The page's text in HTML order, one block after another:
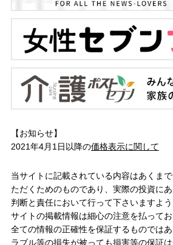
【お知らせ】
2021年4月1日以降の価格表示に関して
当サイトに記載されている内容はあくま
ただくためのものであり、実際の投資に
判断と責任において行って下さいますよ
サイトの掲載情報は細心の注意を払って
全ての情報の正確性を保証するものでは
ラブル等の損失が被っても損害等の保証